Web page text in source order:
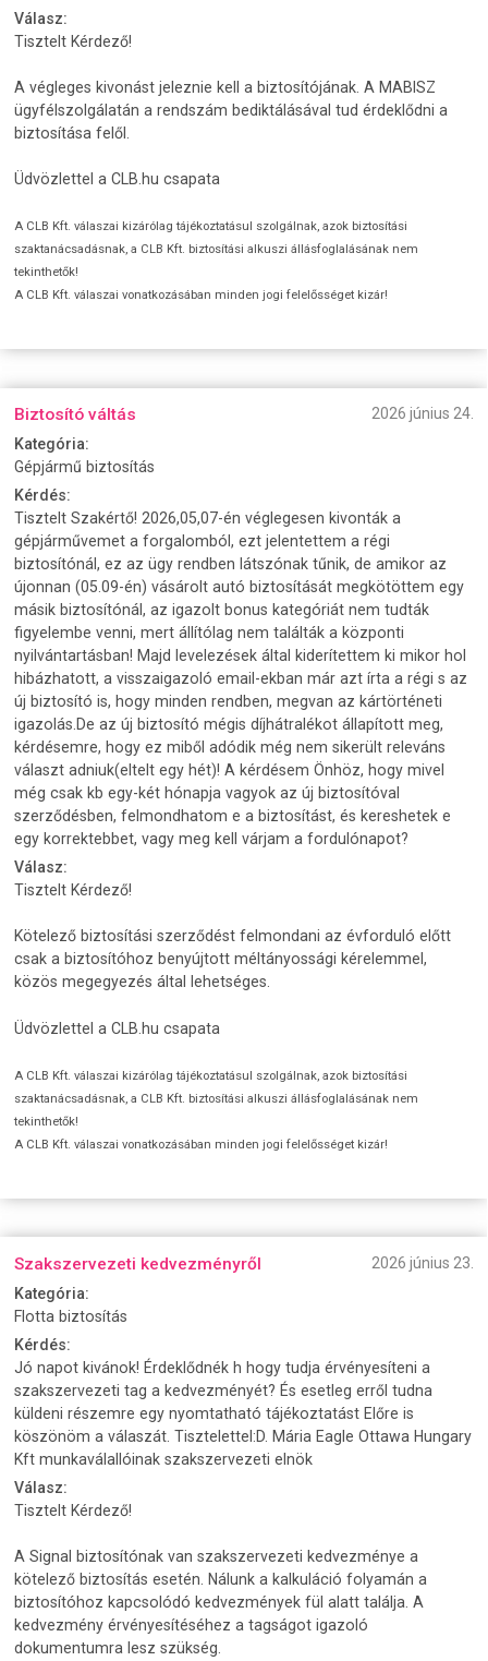
Válasz:
Tisztelt Kérdező!
A végleges kivonást jeleznie kell a biztosítójának. A MABISZ
ügyfélszolgálatán a rendszám bediktálásával tud érdeklődni a
biztosítása felől.
Üdvözlettel a CLB.hu csapata
A CLB Kft. válaszai kizárólag tájékoztatásul szolgálnak, azok biztosítási
szaktanácsadásnak, a CLB Kft. biztosítási alkuszi állásfoglalásának nem
tekinthetők!
A CLB Kft. válaszai vonatkozásában minden jogi felelősséget kizár!
Biztosító váltás
2026 június 24.
Kategória:
Gépjármű biztosítás
Kérdés:
Tisztelt Szakértő! 2026,05,07-én véglegesen kivonták a
gépjárművemet a forgalomból, ezt jelentettem a régi
biztosítónál, ez az ügy rendben látszónak tűnik, de amikor az
újonnan (05.09-én) vásárolt autó biztosítását megkötöttem egy
másik biztosítónál, az igazolt bonus kategóriát nem tudták
figyelembe venni, mert állítólag nem találták a központi
nyilvántartásban! Majd levelezések által kiderítettem ki mikor hol
hibázhatott, a visszaigazoló email-ekban már azt írta a régi s az
új biztosító is, hogy minden rendben, megvan az kártörténeti
igazolás.De az új biztosító mégis díjhátralékot állapított meg,
kérdésemre, hogy ez miből adódik még nem sikerült releváns
választ adniuk(eltelt egy hét)! A kérdésem Önhöz, hogy mivel
még csak kb egy-két hónapja vagyok az új biztosítóval
szerződésben, felmondhatom e a biztosítást, és kereshetek e
egy korrektebbet, vagy meg kell várjam a fordulónapot?
Válasz:
Tisztelt Kérdező!
Kötelező biztosítási szerződést felmondani az évforduló előtt
csak a biztosítóhoz benyújtott méltányossági kérelemmel,
közös megegyezés által lehetséges.
Üdvözlettel a CLB.hu csapata
A CLB Kft. válaszai kizárólag tájékoztatásul szolgálnak, azok biztosítási
szaktanácsadásnak, a CLB Kft. biztosítási alkuszi állásfoglalásának nem
tekinthetők!
A CLB Kft. válaszai vonatkozásában minden jogi felelősséget kizár!
Szakszervezeti kedvezményről
2026 június 23.
Kategória:
Flotta biztosítás
Kérdés:
Jó napot kivánok! Érdeklődnék h hogy tudja érvényesíteni a
szakszervezeti tag a kedvezményét? És esetleg erről tudna
küldeni részemre egy nyomtatható tájékoztatást Előre is
köszönöm a válaszát. Tisztelettel:D. Mária Eagle Ottawa Hungary
Kft munkaválallóinak szakszervezeti elnök
Válasz:
Tisztelt Kérdező!
A Signal biztosítónak van szakszervezeti kedvezménye a
kötelező biztosítás esetén. Nálunk a kalkuláció folyamán a
biztosítóhoz kapcsolódó kedvezmények fül alatt találja. A
kedvezmény érvényesítéséhez a tagságot igazoló
dokumentumra lesz szükség.